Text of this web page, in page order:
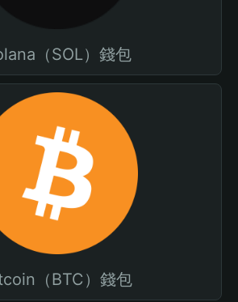
（SOL）錢包
（BTC）錢包